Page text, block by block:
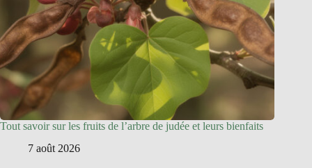
Tout savoir sur les fruits de l’arbre de judée et leurs bienfaits
7 août 2026